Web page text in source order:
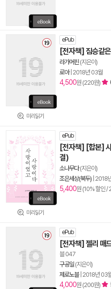
미리읽기
ePub
[전자책] 짐승같
라가머핀 (지은이)
로아| 2018년 03월
4,500원 (220원)
미리읽기
ePub
[전자책] [합본]
결)
소나무다(지은이)
조은세상(북두) 2018
5,400원 (10% 할인 /
ePub
[전자책] 젤리
블 047
구공일 (지은이)
제로노블| 2018년 03
4,000원 (200원)